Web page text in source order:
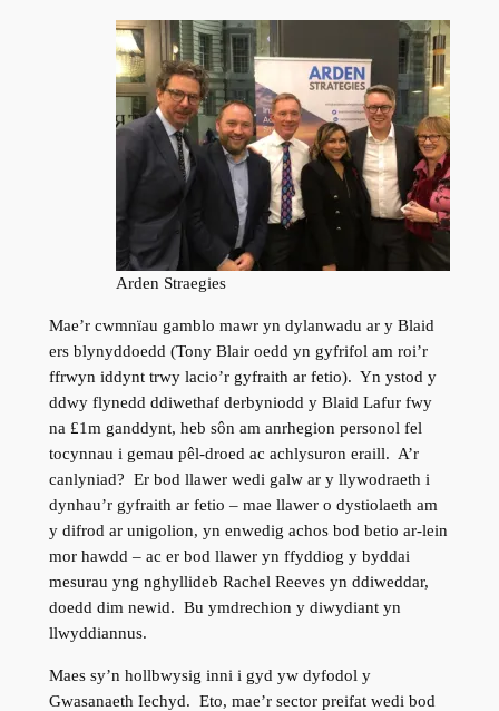
Arden Straegies
Mae’r cwmnïau gamblo mawr yn dylanwadu ar y Blaid
ers blynyddoedd (Tony Blair oedd yn gyfrifol am roi’r
ffrwyn iddynt trwy lacio’r gyfraith ar fetio). Yn ystod y
ddwy flynedd ddiwethaf derbyniodd y Blaid Lafur fwy
na £1m ganddynt, heb sôn am anrhegion personol fel
tocynnau i gemau pêl-droed ac achlysuron eraill. A’r
canlyniad? Er bod llawer wedi galw ar y llywodraeth i
dynhau’r gyfraith ar fetio – mae llawer o dystiolaeth am
y difrod ar unigolion, yn enwedig achos bod betio ar-lein
mor hawdd – ac er bod llawer yn ffyddiog y byddai
mesurau yng nghyllideb Rachel Reeves yn ddiweddar,
doedd dim newid. Bu ymdrechion y diwydiant yn
llwyddiannus.
Maes sy’n hollbwysig inni i gyd yw dyfodol y
Gwasanaeth Iechyd. Eto, mae’r sector preifat wedi bod